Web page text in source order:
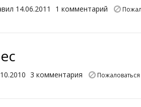
14.06.2011 1 комментарий
3 комментария Пожаловаться